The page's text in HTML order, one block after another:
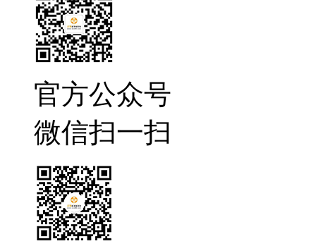
官方公众号
微信扫一扫